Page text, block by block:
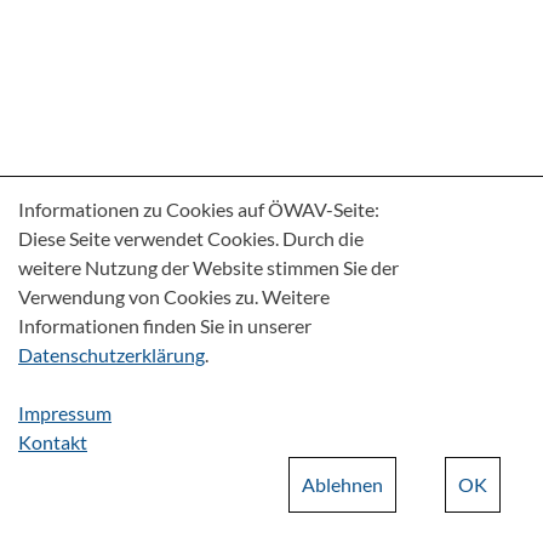
Informationen zu Cookies auf ÖWAV-Seite:
Diese Seite verwendet Cookies. Durch die
weitere Nutzung der Website stimmen Sie der
Verwendung von Cookies zu. Weitere
Informationen finden Sie in unserer
Datenschutzerklärung.
Impressum
Kontakt
OK
Ablehnen